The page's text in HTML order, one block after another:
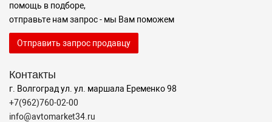
помощь в подборе,
отправьте нам запрос - мы Вам поможем
Отправить запрос продавцу
Контакты
г. Волгоград ул. ул. маршала Еременко 98
+7(962)760-02-00
info@avtomarket34.ru